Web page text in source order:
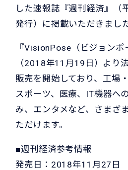
した速報誌『週刊経済』（
発行）に掲載いただきました
『VisionPose（ビジョンポ
（2018年11月19日）より
販売を開始しており、工場
スポーツ、医療、IT機器へ
み、エンタメなど、さまざ
ただけます。
■週刊経済参考情報
発売日：2018年11月27日